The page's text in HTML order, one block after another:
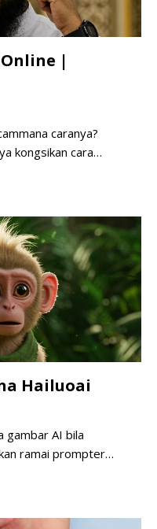
|
caranya?
kongsikan cara…
Hailuoai
gambar AI bila
ramai prompter…